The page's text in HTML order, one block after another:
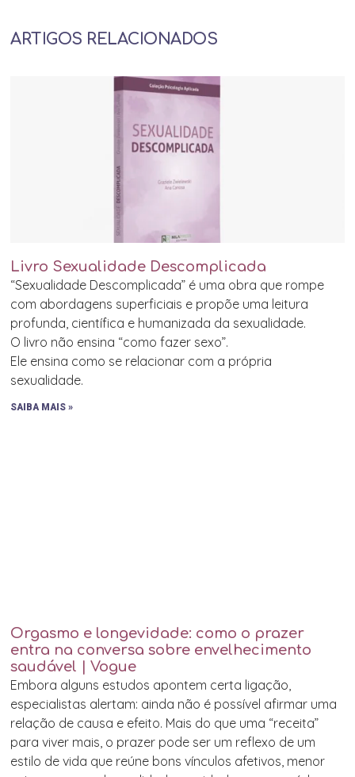
ARTIGOS RELACIONADOS
Livro Sexualidade Descomplicada
“Sexualidade Descomplicada” é uma obra que rompe
com abordagens superficiais e propõe uma leitura
profunda, científica e humanizada da sexualidade.
O livro não ensina “como fazer sexo”.
Ele ensina como se relacionar com a própria
sexualidade.
SAIBA MAIS »
Orgasmo e longevidade: como o prazer
entra na conversa sobre envelhecimento
saudável | Vogue
Embora alguns estudos apontem certa ligação,
especialistas alertam: ainda não é possível afirmar uma
relação de causa e efeito. Mais do que uma “receita”
para viver mais, o prazer pode ser um reflexo de um
estilo de vida que reúne bons vínculos afetivos, menor